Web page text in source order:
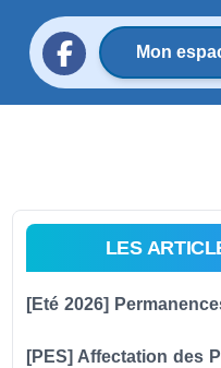
Mon
LES
[Eté 2026]
[PES] Affectation des